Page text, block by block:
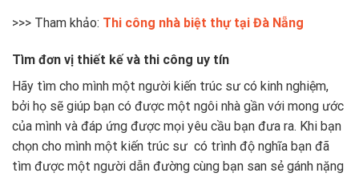
>>> Tham khảo: Thi công nhà biệt thự tại Đà Nẵng
Tìm đơn vị thiết kế và thi công uy tín
Hãy tìm cho mình một người kiến trúc sư có kinh nghiệm,
bởi họ sẽ giúp bạn có được một ngôi nhà gần với mong ước
của mình và đáp ứng được mọi yêu cầu bạn đưa ra. Khi bạn
chọn cho mình một kiến trúc sư có trình độ nghĩa bạn đã
tìm được một người dẫn đường cùng bạn san sẻ gánh nặng